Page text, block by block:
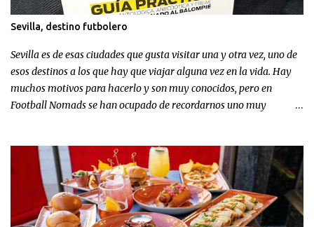
Sevilla, destino futbolero
Sevilla es de esas ciudades que gusta visitar una y otra vez, uno de
esos destinos a los que hay que viajar alguna vez en la vida. Hay
muchos motivos para hacerlo y son muy conocidos, pero en
Football Nomads se han ocupado de recordarnos uno muy